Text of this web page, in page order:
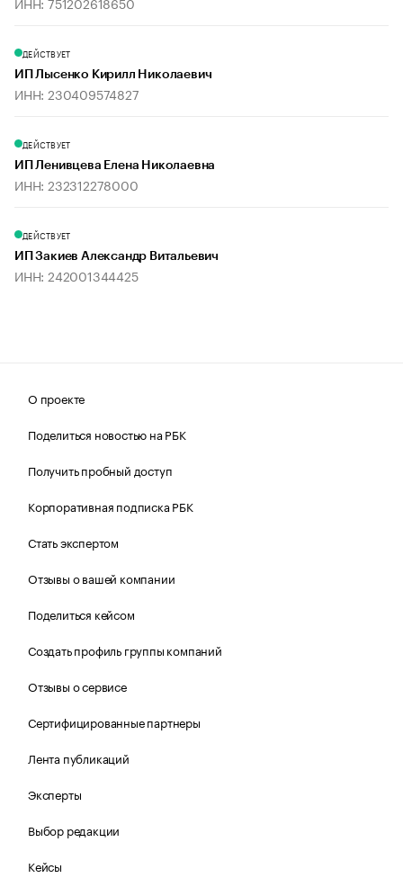
ДЕЙСТВУЕТ
ИП Лысенко Кирилл Николаевич
ИНН: 230409574827
ДЕЙСТВУЕТ
ИП Ленивцева Елена Николаевна
ИНН: 232312278000
ДЕЙСТВУЕТ
ИП Закиев Александр Витальевич
ИНН: 242001344425
О проекте
Поделиться новостью на РБК
Получить пробный доступ
Корпоративная подписка РБК
Стать экспертом
Отзывы о вашей компании
Поделиться кейсом
Создать профиль группы компаний
Отзывы о сервисе
Сертифицированные партнеры
Лента публикаций
Эксперты
Выбор редакции
Кейсы